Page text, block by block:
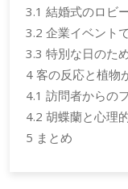
3.1 結婚式のロビ
3.2 企業イベント
3.3 特別な日のた
4 客の反応と植物
4.1 訪問者からの
4.2 胡蝶蘭と心理
5 まとめ